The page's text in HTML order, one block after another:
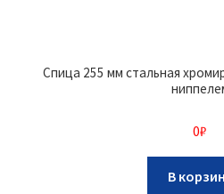
Спица 255 мм стальная
0₽
В